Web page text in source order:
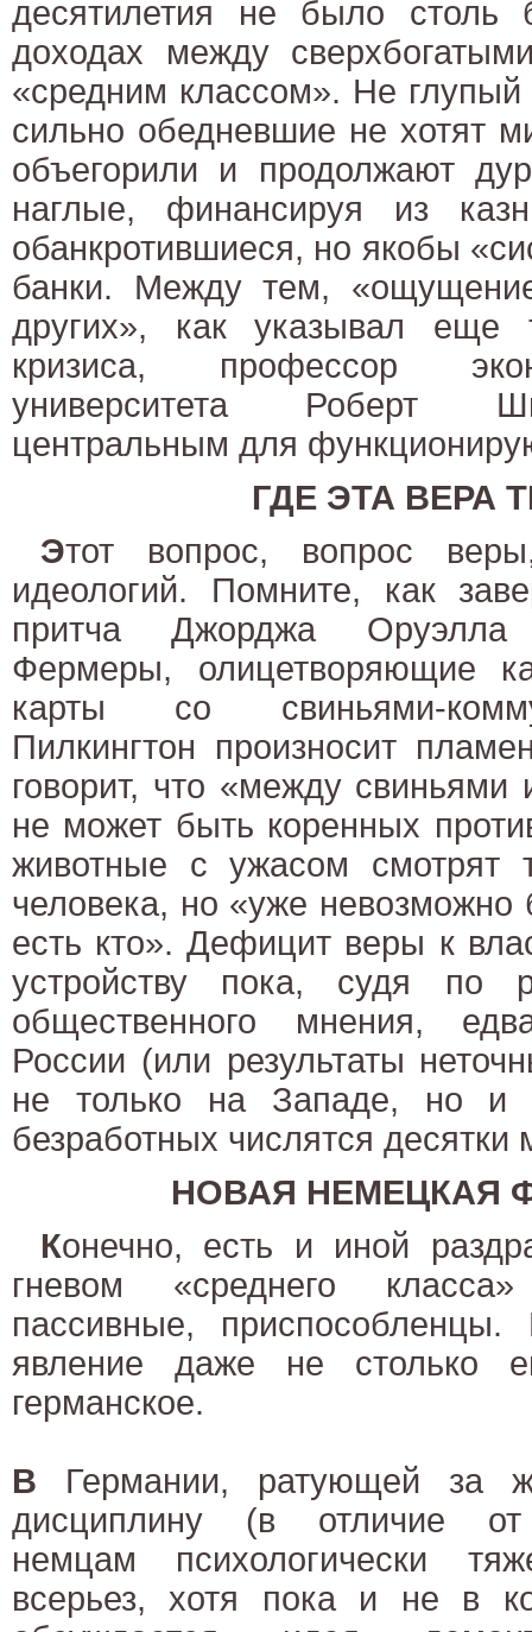
десятилетия не было столь
доходах между
«средним классом». Не
сильно обедневшие не хотят
объегорили и продолжают
наглые, финансируя из
обанкротившиеся, но якобы
банки. Между тем,
других», как указывал еще
кризиса, профессор
университета Роберт
центральным для
ГДЕ ЭТА ВЕРА
Этот вопрос, вопрос
идеологий. Помните, как
притча Джорджа
Фермеры, олицетворяющие
карты со свиньями-
Пилкингтон произносит
говорит, что «между
не может быть коренных
животные с ужасом смотрят
человека, но «уже невозможно
есть кто». Дефицит веры к
устройству пока, судя по
общественного мнения,
России (или результаты
не только на Западе, но и
безработных числятся десятки
НОВАЯ НЕМЕЦКАЯ
Конечно, есть и иной
гневом «среднего
пассивные,
явление даже не столько
германское.
В Германии, ратующей за
дисциплину (в отличие от
немцам психологически
всерьез, хотя пока и не в